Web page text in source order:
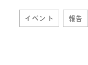
イベント 報告